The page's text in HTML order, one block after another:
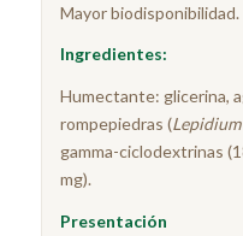
Mayor biodisponibilidad.
Ingredientes:
Humectante: glicerina,
rompepiedras (
gamma-ciclodextrinas
mg).
Presentación